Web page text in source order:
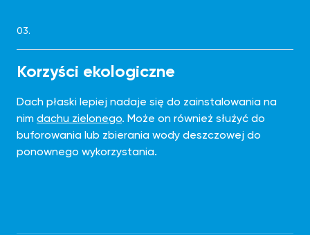
03.
Korzyści ekologiczne
Dach płaski lepiej nadaje się do zainstalowania na
nim dachu zielonego. Może on również służyć do
buforowania lub zbierania wody deszczowej do
ponownego wykorzystania.